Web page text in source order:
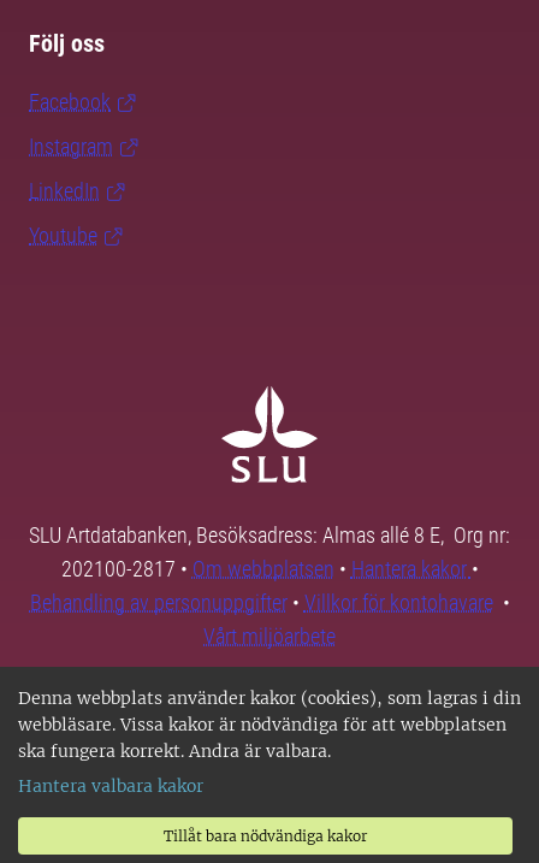
Denna webbplats använder kakor (cookies), som lagras i din
webbläsare. Vissa kakor är nödvändiga för att webbplatsen
ska fungera korrekt. Andra är valbara.
Hantera valbara kakor
Tillåt bara nödvändiga kakor
Följ oss
Facebook
Instagram
LinkedIn
Youtube
SLU Artdatabanken, Besöksadress: Almas allé 8 E, Org nr:
202100-2817 • Om webbplatsen • Hantera kakor •
Behandling av personuppgifter• Villkor för kontohavare•
Vårt miljöarbete